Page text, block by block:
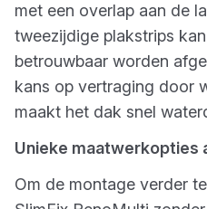
met een overlap aan de
tweezijdige plakstrips
betrouwbaar worden
kans op vertraging door
maakt het dak snel
Unieke maatwerkopties
Om de montage verder